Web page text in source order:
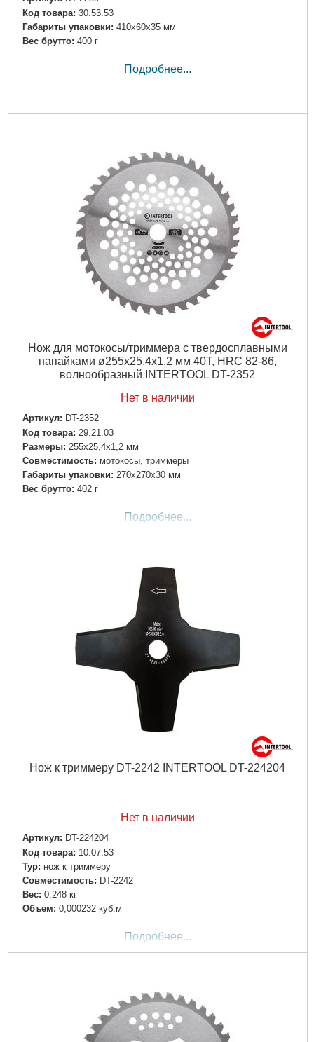
Код товара: 30.53.53
Габариты упаковки: 410x60x35 мм
Вес брутто: 400 г
Подробнее...
Нож для мотокосы/триммера с твердосплавными
напайками ø255x25.4x1.2 мм 40T, HRC 82-86,
волнообразный INTERTOOL DT-2352
Нет в наличии
Артикул: DT-2352
Код товара: 29.21.03
Размеры: 255х25,4х1,2 мм
Совместимость: мотокосы, триммеры
Габариты упаковки: 270x270x30 мм
Вес брутто: 402 г
Подробнее...
Нож к триммеру DT-2242 INTERTOOL DT-224204
Нет в наличии
Артикул: DT-224204
Код товара: 10.07.53
Typ: нож к триммеру
Совместимость: DT-2242
Вес: 0,248 кг
Объем: 0,000232 куб.м
Подробнее...